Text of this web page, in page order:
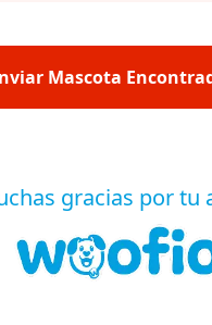
Mascota
gracias por tu